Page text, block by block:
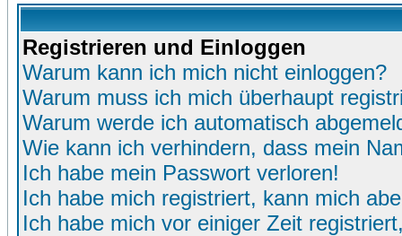
Registrieren und Einloggen
Warum kann ich mich nicht einloggen?
Warum muss ich mich überhaupt
Warum werde ich automatisch
Wie kann ich verhindern, dass mein
Ich habe mein Passwort verloren!
Ich habe mich registriert, kann mich
Ich habe mich vor einiger Zeit